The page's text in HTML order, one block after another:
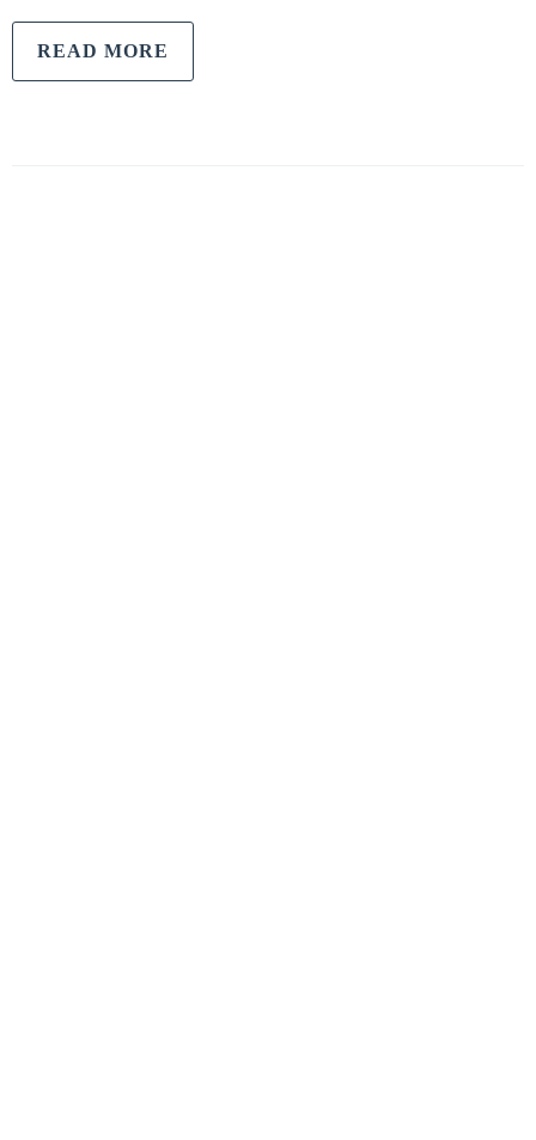
READ MORE